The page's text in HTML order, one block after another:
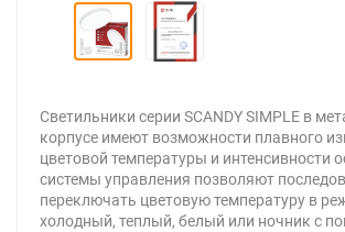
Светильники серии SCANDY SIMPLE в
корпусе имеют возможности плавного
цветовой температуры и интенсивности
системы управления позволяют
переключать цветовую температуру в
холодный, теплый, белый или ночник с